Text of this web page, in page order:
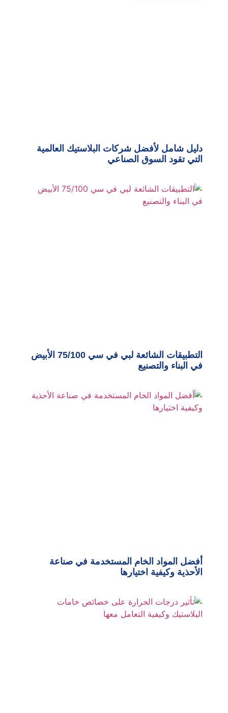
دليل شامل لأفضل شركات البلاستيك العالمية
التي تقود السوق الصناعي
التطبيقات الشائعة لبي في سي 75/100 الأبيض
في البناء والتصنيع
أفضل المواد الخام المستخدمة في صناعة
الأحذية وكيفية اختيارها